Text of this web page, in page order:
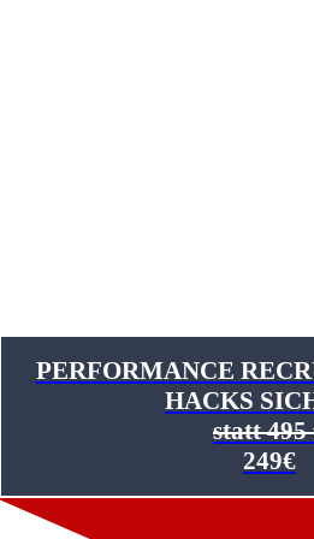
PERFORMANCE
HACKS
statt 495
249€